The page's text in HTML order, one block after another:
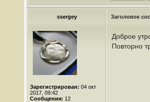
ssergey Заголовок
Зарегистрирован: 04 окт
2017, 09:42
Сообщения: 12
Доброе
Повторно